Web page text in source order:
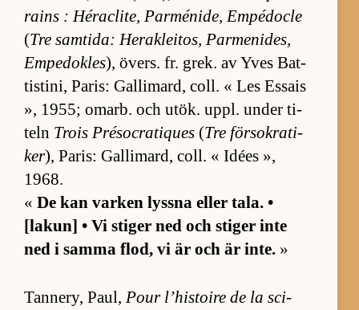
rains : Héracli­te, Par­mé­ni­de, Em­pé­docle
(Tre sam­ti­da: Herak­le­i­tos, Par­me­ni­des,
Em­pe­do­k­les), övers. fr. grek. av Yves Bat­
tisti­ni, Pa­ris: Gal­li­mard, coll. « Les Es­sais
», 1955; omarb. och ut­ök. uppl. un­der ti­
teln Trois Pré­so­cra­ti­ques (Tre för­so­kra­ti­
ker), Pa­ris: Gal­li­mard, coll. « Idées »,
1968.
« De kan var­ken lyssna el­ler ta­la. •
[lakun] • Vi sti­ger ned och sti­ger inte
ned i samma flod, vi är och är in­te. »
Tan­ne­ry, Pa­ul, Pour l’his­toire de la sci­